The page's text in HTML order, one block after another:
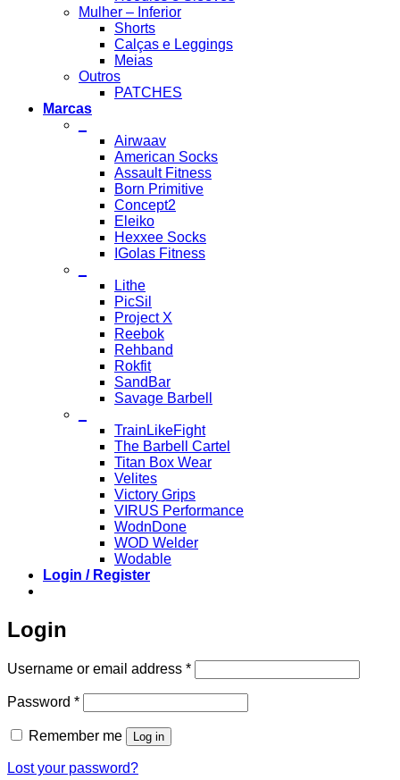
Mulher – Inferior
Shorts
Calças e Leggings
Meias
Outros
PATCHES
Marcas
Airwaav
American Socks
Assault Fitness
Born Primitive
Concept2
Eleiko
Hexxee Socks
IGolas Fitness
Lithe
PicSil
Project X
Reebok
Rehband
Rokfit
SandBar
Savage Barbell
TrainLikeFight
The Barbell Cartel
Titan Box Wear
Velites
Victory Grips
VIRUS Performance
WodnDone
WOD Welder
Wodable
Login / Register
Login
Username or email address *Required
Password *Required
Remember me Log in
Lost your password?